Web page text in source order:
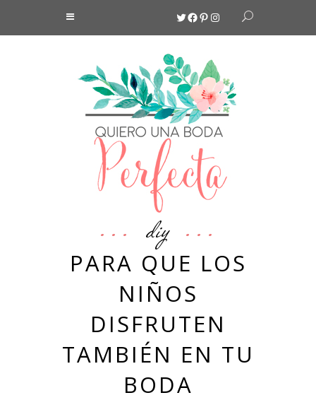
Twitter
Facebook
Pinterest
Instagram
diy
PARA QUE LOS
NIÑOS
DISFRUTEN
TAMBIÉN EN TU
BODA